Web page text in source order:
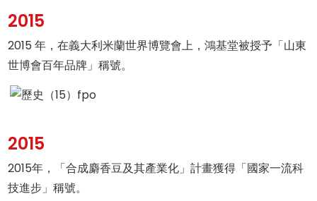
2015
2015 年，在義大利米蘭世界博覽會上，鴻基堂被授予「山東
世博會百年品牌」稱號。
2015
2015年，「合成麝香豆及其產業化」計畫獲得「國家一流科
技進步」稱號。